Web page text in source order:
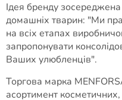
Ідея бренду зосереджена
домашніх тварин: "Ми
на всіх етапах
запропонувати
Ваших улюбленців".
Торгова марка
асортимент косметичних,